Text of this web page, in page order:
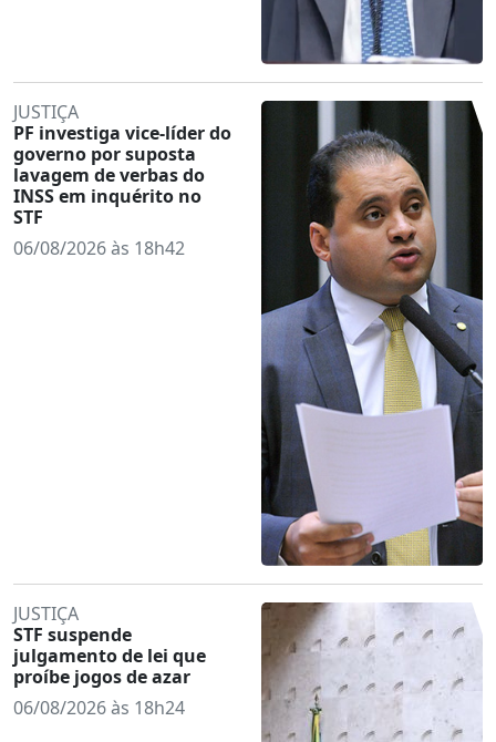
JUSTIÇA
PF investiga vice-líder do
governo por suposta
lavagem de verbas do
INSS em inquérito no
STF
06/08/2026 às 18h42
JUSTIÇA
STF suspende
julgamento de lei que
proíbe jogos de azar
06/08/2026 às 18h24